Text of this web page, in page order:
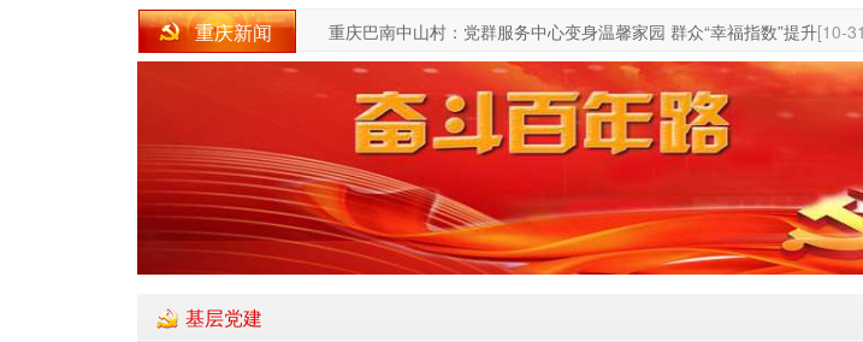
重庆新闻
道德和纪法教育集中宣讲活动[01-04] 重庆巴南中山村：党群服务中心变身温馨家园 群众“幸福指数”提升[10-31]
基层党建